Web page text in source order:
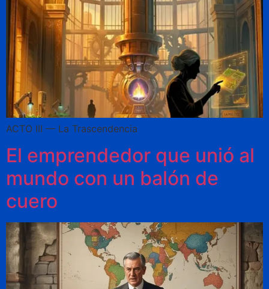
ACTO III — La Trascendencia
El emprendedor que unió al
mundo con un balón de
cuero